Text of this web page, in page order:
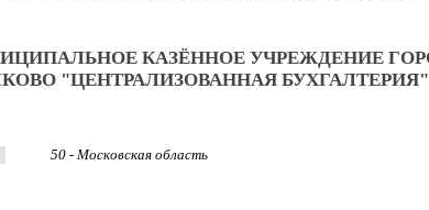
КАЗЁННОЕ УЧРЕЖДЕНИЕ
"ЦЕНТРАЛИЗОВАННАЯ БУХГАЛТЕРИЯ"
50 - Московская область